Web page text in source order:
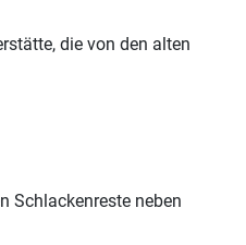
die von den alten
Schlackenreste neben